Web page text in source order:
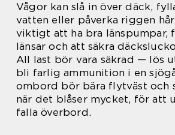
Vågor kan slå in över däck,
vatten eller påverka riggen
viktigt att ha bra länspumpar,
länsar och att säkra
All last bör vara säkrad — lös
bli farlig ammunition i en
ombord bör bära flytväst och
när det blåser mycket, för att
falla överbord.